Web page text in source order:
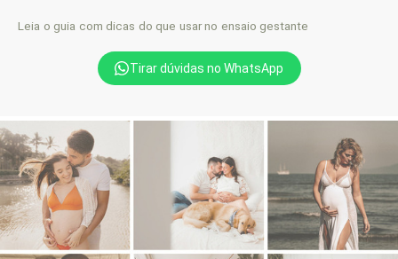
Leia o guia com dicas do que usar no ensaio gestante
Tirar dúvidas no WhatsApp